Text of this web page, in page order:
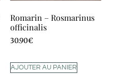
Romarin – Rosmarinus
officinalis
30.90€
AJOUTER AU PANIER